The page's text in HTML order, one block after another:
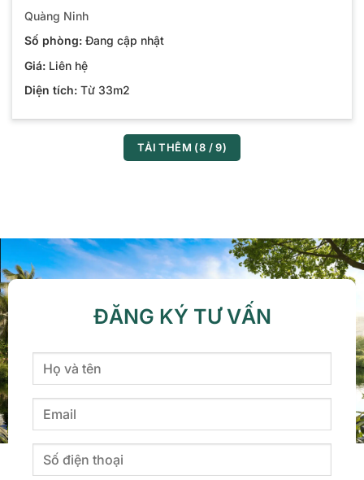
Quàng Ninh
Số phòng:Đang cập nhật
Giá:Liên hệ
Diện tích:Từ 33m2
TẢI THÊM (8 / 9)
ĐĂNG KÝ TƯ VẤN